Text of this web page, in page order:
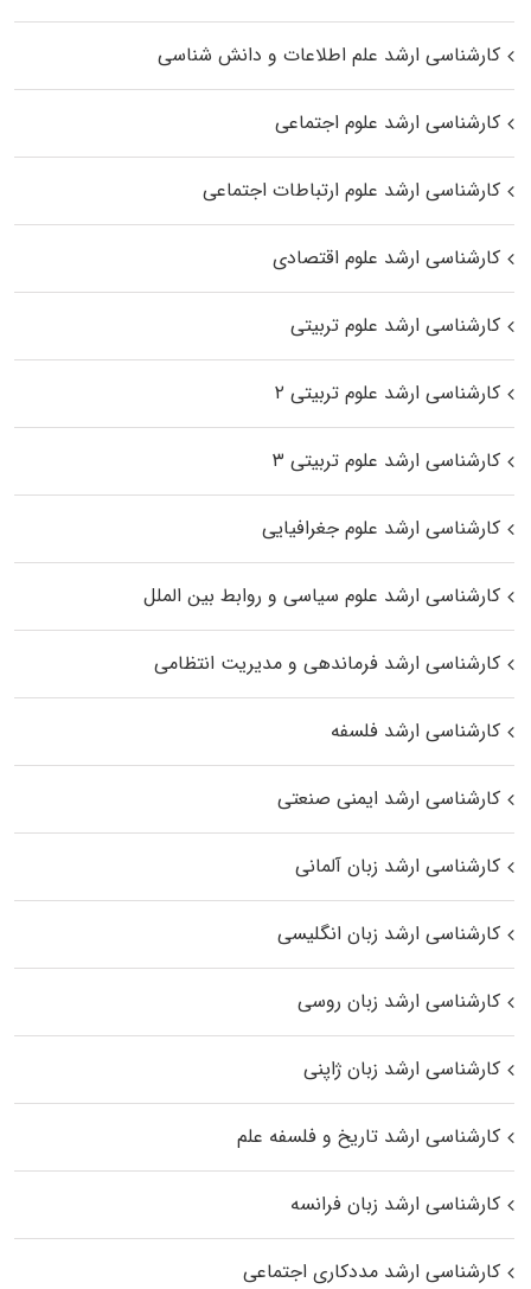
کارشناسی ارشد علم اطلاعات و دانش شناسی
کارشناسی ارشد علوم اجتماعی
کارشناسی ارشد علوم ارتباطات اجتماعی
کارشناسی ارشد علوم اقتصادی
کارشناسی ارشد علوم تربیتی
کارشناسی ارشد علوم تربیتی ۲
کارشناسی ارشد علوم تربیتی ۳
کارشناسی ارشد علوم جغرافیایی
کارشناسی ارشد علوم سیاسی و روابط بین الملل
کارشناسی ارشد فرماندهی و مدیریت انتظامی
کارشناسی ارشد فلسفه
کارشناسی ارشد ایمنی صنعتی
کارشناسی ارشد زبان آلمانی
کارشناسی ارشد زبان انگلیسی
کارشناسی ارشد زبان روسی
کارشناسی ارشد زبان ژاپنی
کارشناسی ارشد تاریخ و فلسفه علم
کارشناسی ارشد زبان فرانسه
کارشناسی ارشد مددکاری اجتماعی